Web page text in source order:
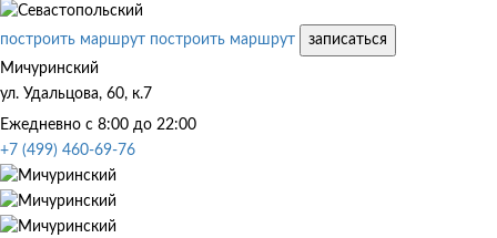
построить маршрут построить маршрут
записаться
Мичуринский
ул. Удальцова, 60, к.7
Ежедневно с 8:00 до 22:00
+7 (499) 460-69-76